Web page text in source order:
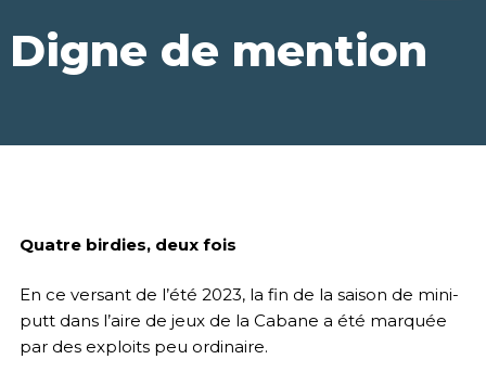
Digne de mention
Quatre birdies, deux fois
En ce versant de l’été 2023, la fin de la saison de mini-
putt dans l’aire de jeux de la Cabane a été marquée
par des exploits peu ordinaire.